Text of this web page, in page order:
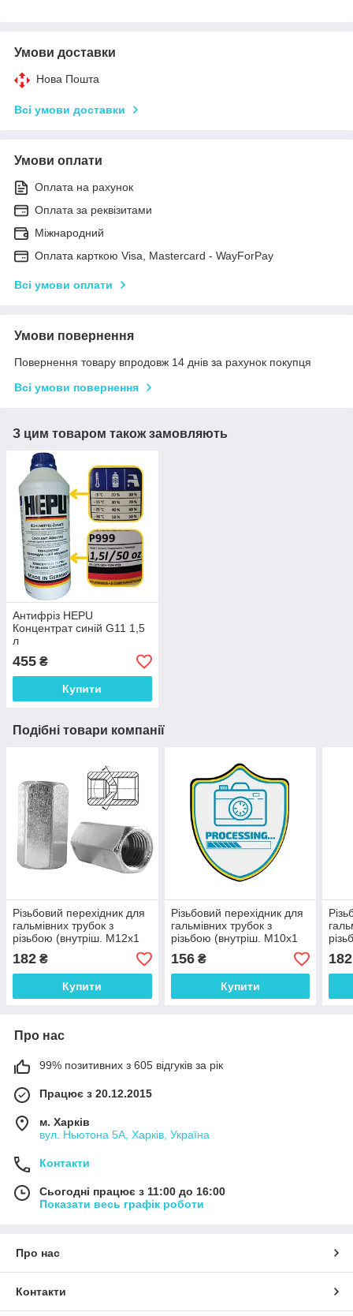
Умови доставки
Нова Пошта
Всі умови доставки
Умови оплати
Оплата на рахунок
Оплата за реквізитами
Міжнародний
Оплата карткою Visa, Mastercard - WayForPay
Всі умови оплати
Умови повернення
Повернення товару впродовж 14 днів за рахунок покупця
Всі умови повернення
З цим товаром також замовляють
Антифріз HEPU
Концентрат синій G11 1,5
л
455 ₴
Купити
Подібні товари компанії
Різьбовий перехідник для
гальмівних трубок з
різьбою (внутріш. М12x1
мм-внутріш. М10x1.25 мм.
Оцинкованная сталь) -
В102-В121^Ч
182 ₴
Купити
Різьбовий перехідник для
гальмівних трубок з
різьбою (внутріш. М10x1
мм-зовніш. М10x1.5 мм.
Оцинкованная сталь) -
В101^-Н103л
156₴
Купити
182
Про нас
99% позитивних з 605 відгуків за рік
Працює з 20.12.2015
м. Харків
вул. Ньютона 5А, Харків, Україна
Контакти
Сьогодні працює з 11:00 до 16:00
Показати весь графік роботи
Про нас
Контакти